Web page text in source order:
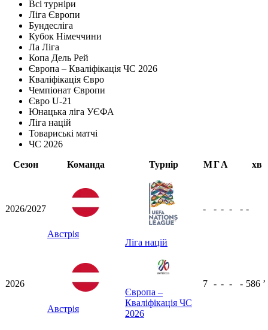
Всі турніри
Ліга Європи
Бундесліга
Кубок Німеччини
Ла Ліга
Копа Дель Рей
Європа – Кваліфікація ЧС 2026
Кваліфікація Євро
Чемпіонат Європи
Євро U-21
Юнацька ліга УЄФА
Ліга націй
Товариські матчі
ЧС 2026
Сезон
Команда Турнір МГА хв
2026/2027
Австрія
Ліга націй
- - - - - -
2026
Австрія
Європа –
Кваліфікація ЧС
2026
7 - - - - 586 ʼ